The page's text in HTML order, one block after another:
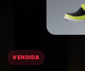
VENDIDA